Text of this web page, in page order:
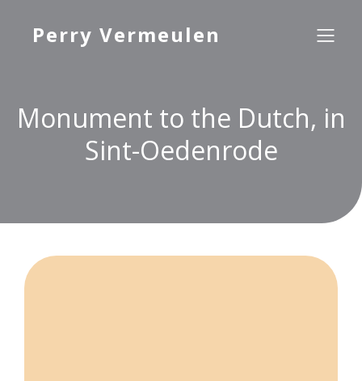
Perry Vermeulen
Monument to the Dutch, in
Sint-Oedenrode